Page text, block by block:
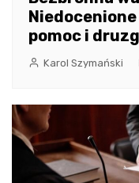
pomoc i
Karol Szymański